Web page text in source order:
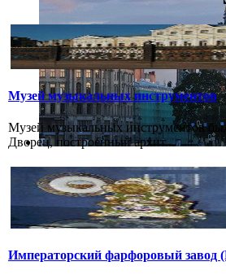
Музей музыкальных инструментов
Музей музыкальных инструментов
Дворец, построенный архит...
Императорский фарфоровый завод